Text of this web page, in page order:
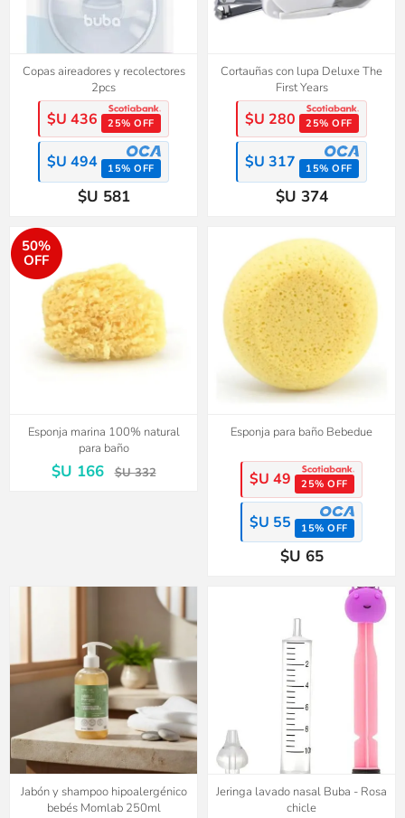
Copas aireadores y recolectores
2pcs
$U 436 25% OFF
$U 494 15% OFF
$U 581
Cortauñas con lupa Deluxe The
First Years
$U 280 25% OFF
$U 317 15% OFF
$U 374
50%
OFF
Esponja marina 100% natural
para baño
$U 166 $U 332
Esponja para baño Bebedue
$U 49 25% OFF
$U 55 15% OFF
$U 65
Jabón y shampoo hipoalergénico
bebés Momlab 250ml
Jeringa lavado nasal Buba - Rosa
chicle